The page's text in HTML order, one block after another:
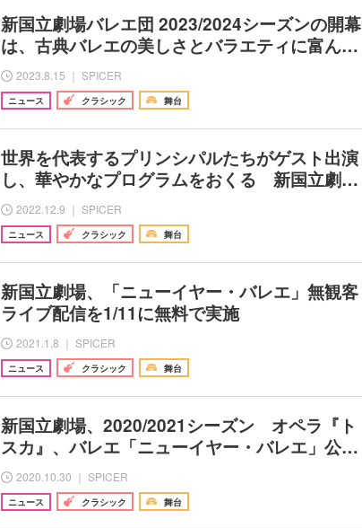
新国立劇場バレエ団 2023/2024シーズンの開幕
は、古典バレエの美しさとバラエティに富ん…
2023.8.15 ｜ SPICER
ニュース クラシック 舞台
世界を代表するプリンシパルたちがゲスト出演
し、華やかなプログラムをおくる 新国立劇…
2022.12.9 ｜ SPICER
ニュース クラシック 舞台
新国立劇場、「ニューイヤー・バレエ」無観客
ライブ配信を1/11に無料で実施
2021.1.8 ｜ SPICER
ニュース クラシック 舞台
新国立劇場、2020/2021シーズン オペラ『ト
スカ』、バレエ「ニューイヤー・バレエ」公…
2020.10.30 ｜ SPICER
ニュース クラシック 舞台